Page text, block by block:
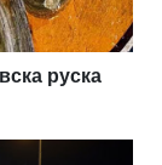
руска